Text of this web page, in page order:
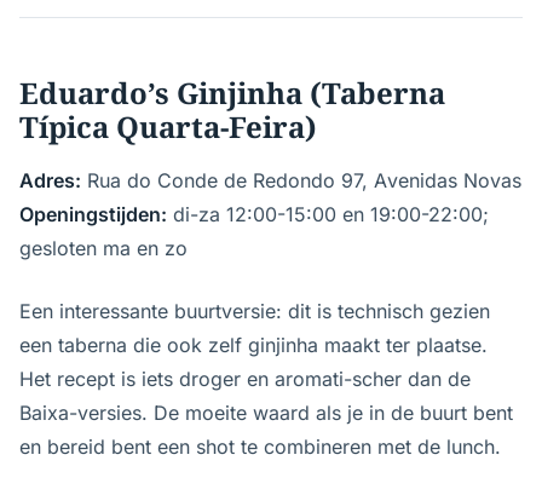
Eduardo’s Ginjinha (Taberna
Típica Quarta-Feira)
Adres: Rua do Conde de Redondo 97, Avenidas Novas
Openingstijden: di-za 12:00-15:00 en 19:00-22:00;
gesloten ma en zo
Een interessante buurtversie: dit is technisch gezien
een taberna die ook zelf ginjinha maakt ter plaatse.
Het recept is iets droger en aromati-scher dan de
Baixa-versies. De moeite waard als je in de buurt bent
en bereid bent een shot te combineren met de lunch.